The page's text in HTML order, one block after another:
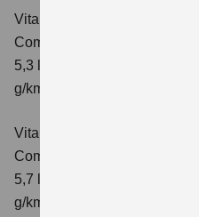
Vitara 1.4 BOOSTERJET
Comfort
5,3 l/100km; kombinierter
g/km; CO₂-Klasse: D
Vitara 1.4 BOOSTERJET
Comfort
5,7 l/100 km; kombinierter
g/km; CO₂-Klasse: D